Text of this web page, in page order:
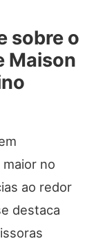
sobre o
Maison
no
ao redor
destaca